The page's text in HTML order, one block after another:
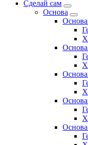
Сделай сам
Основа